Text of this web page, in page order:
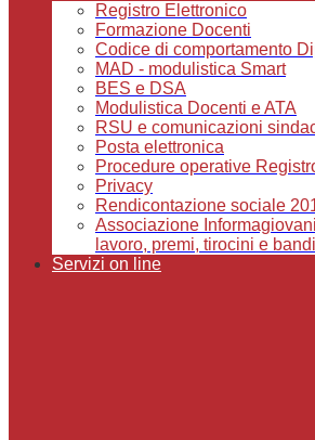
Registro Elettronico
Formazione Docenti
Codice di comportamento
MAD - modulistica Smart
BES e DSA
Modulistica Docenti e ATA
RSU e comunicazioni
Posta elettronica
Procedure operative
Privacy
Rendicontazione sociale
Associazione
lavoro, premi, tirocini e
Servizi on line